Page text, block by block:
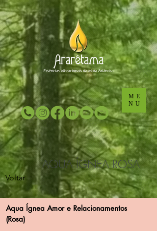
......
ME
NU
Voltar
AQUA ÍGNEA ROSA
Aqua Ígnea Amor e Relacionamentos
(Rosa)